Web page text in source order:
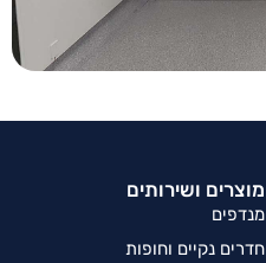
מוצרים ושירותים
מנדפים
חדרים נקיים וחופות